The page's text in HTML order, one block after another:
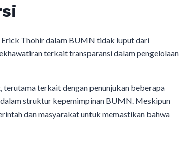
Erick Thohir dalam BUMN tidak luput dari
terkait transparansi dalam pengelolaan
terkait dengan penunjukan beberapa
struktur kepemimpinan BUMN. Meskipun
dan masyarakat untuk memastikan bahwa